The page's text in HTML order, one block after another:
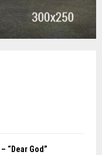
– “Dear God”